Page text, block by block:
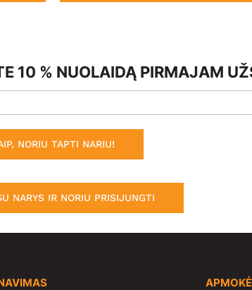
10 % NUOLAIDĄ PIRMAJAM
NORIU TAPTI NARIU!
NARYS IR NORIU PRISIJUNGTI